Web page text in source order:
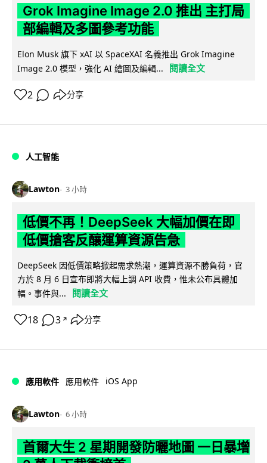
Grok Imagine Image 2.0 推出 主打局
部編輯及多圖參考功能
Elon Musk 旗下 xAI 以 SpaceXAI 名義推出 Grok Imagine
Image 2.0 模型，強化 AI 繪圖及編輯...
閱讀全文
2 分享
人工智能
Lawton 3 小時
低價不再！DeepSeek 大幅加價在即
低價搶客反釀運算資源告急
DeepSeek 因低價策略掀起需求熱潮，運算資源不勝負荷，官
方於 8 月 6 日宣布即將大幅上調 API 收費，惟未公布具體加
幅。事件與...
閱讀全文
18 3 ↗ 分享
應用軟件 應用軟件 iOS App
Lawton 6 小時
首爾大生 2 星期開發防曬地圖 一日暴增